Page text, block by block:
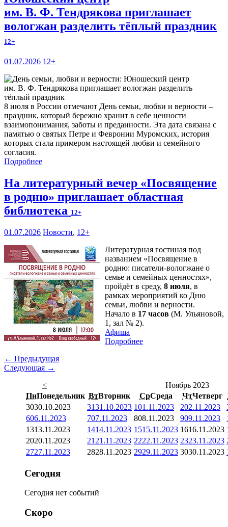
им. В. Ф. Тендрякова приглашает
вологжан разделить тёплый праздник
12+
01.07.2026 12+
8 июля в России отмечают День семьи, любви и верности –
праздник, который бережно хранит в себе ценности
взаимопонимания, заботы и преданности. Эта дата связана с
памятью о святых Петре и Февронии Муромских, история
которых стала примером настоящей любви и семейного
согласия.
Подробнее
На литературный вечер «Посвящение
в родню» приглашает областная
библиотека 12+
01.07.2026 Новости, 12+
Литературная гостиная под
названием «Посвящение в
родню: писатели-вологжане о
семье и семейных ценностях»,
пройдёт в среду, 8 июля, в
рамках мероприятий ко Дню
семьи, любви и верности.
Начало в 17 часов (М. Ульяновой,
1, зал № 2).
Афиша
Подробнее
← Предыдущая
Следующая →
<
Ноябрь 2023
ПнПонедельник ВтВторник СрСреда ЧтЧетверг
3030.10.2023 3131.10.2023 101.11.2023 202.11.2023
606.11.2023 707.11.2023 808.11.2023 909.11.2023
1313.11.2023 1414.11.2023 1515.11.2023 1616.11.2023
2020.11.2023 21 21.11.2023 2222.11.2023 2323.11.2023
2727.11.2023 2828.11.2023 2929.11.2023 3030.11.2023
Сегодня
Сегодня нет событий
Скоро